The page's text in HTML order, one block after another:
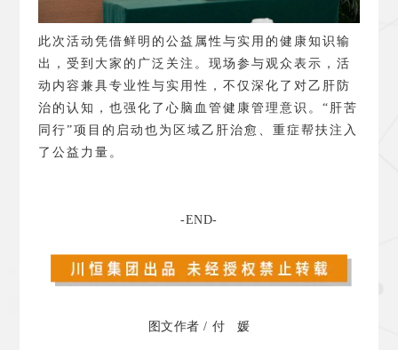
此次活动凭借鲜明的公益属性与实用的健康知识输
出，受到大家的广泛关注。现场参与观众表示，活
动内容兼具专业性与实用性，不仅深化了对乙肝防
治的认知，也强化了心脑血管健康管理意识。“肝苦
同行”项目的启动也为区域乙肝治愈、重症帮扶注入
了公益力量。
-END-
图文作者 / 付 媛